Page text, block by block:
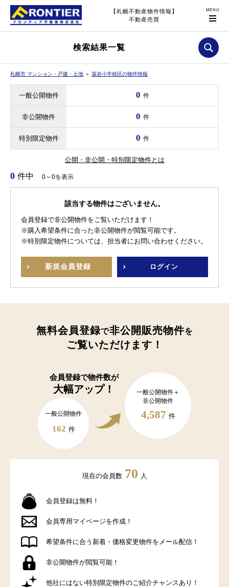
【札幌不動産物件情報】
不動産売買
検索結果一覧
札幌市 マンション・戸建・土地 ＞ 藻岩小学校区の物件情報
一般公開物件 0 件
非公開物件 0 件
特別限定物件 0 件
公開・非公開・特別限定物件とは
0 件中 0～0を表示
該当する物件はございません。
会員登録で非公開物件をご覧いただけます！
※購入希望条件に合った非公開物件が閲覧可能です。
※特別限定物件については、担当者にお問い合わせください。
新規会員登録 ログイン
無料会員登録で非公開販売物件を
ご覧いただけます！
会員登録で物件数が
大幅アップ！
一般公開物件
162 件
一般公開物件＋
非公開物件
4,587 件
現在の会員数 70 人
会員登録は無料！
会員専用マイページを作成！
希望条件に合う新着・価格変更物件をメール配信！
非公開物件が閲覧可能！
他社にはない特別限定物件のご紹介チャンスあり！